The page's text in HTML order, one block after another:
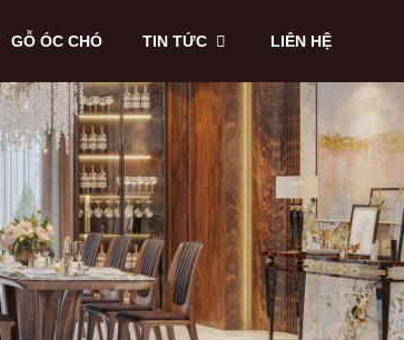
GỖ ÓC CHÓ TIN TỨC LIÊN HỆ